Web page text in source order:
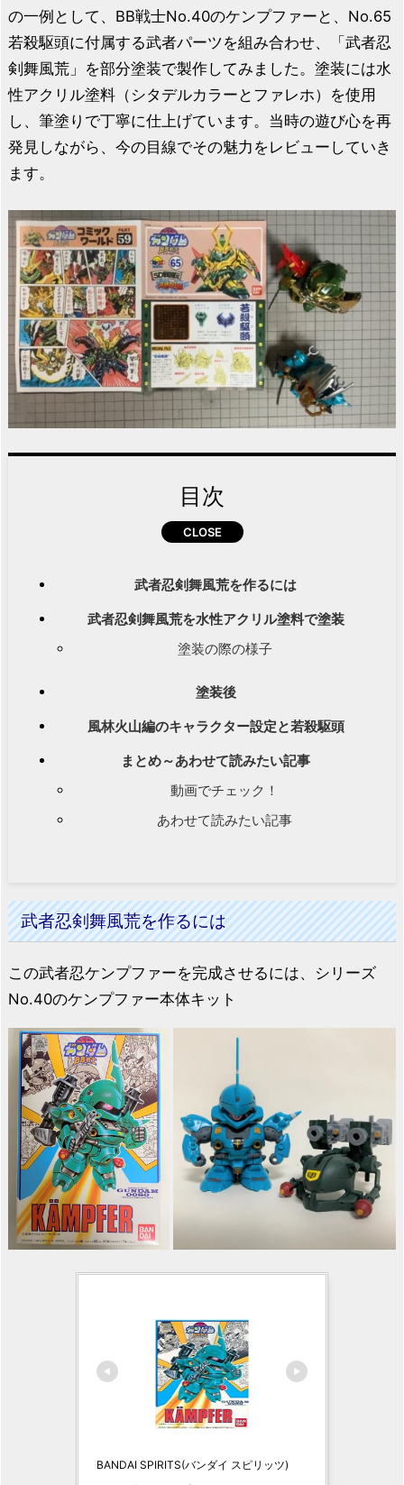
の一例として、BB戦士No.40のケンプファーと、No.65
若殺駆頭に付属する武者パーツを組み合わせ、「武者忍
剣舞風荒」を部分塗装で製作してみました。塗装には水
性アクリル塗料（シタデルカラーとファレホ）を使用
し、筆塗りで丁寧に仕上げています。当時の遊び心を再
発見しながら、今の目線でその魅力をレビューしていき
ます。
目次
武者忍剣舞風荒を作るには
武者忍剣舞風荒を水性アクリル塗料で塗装
塗装の際の様子
塗装後
風林火山編のキャラクター設定と若殺駆頭
まとめ～あわせて読みたい記事
動画でチェック！
あわせて読みたい記事
武者忍剣舞風荒を作るには
この武者忍ケンプファーを完成させるには、シリーズ
No.40のケンプファー本体キット
BANDAI SPIRITS(バンダイ スピリッツ)